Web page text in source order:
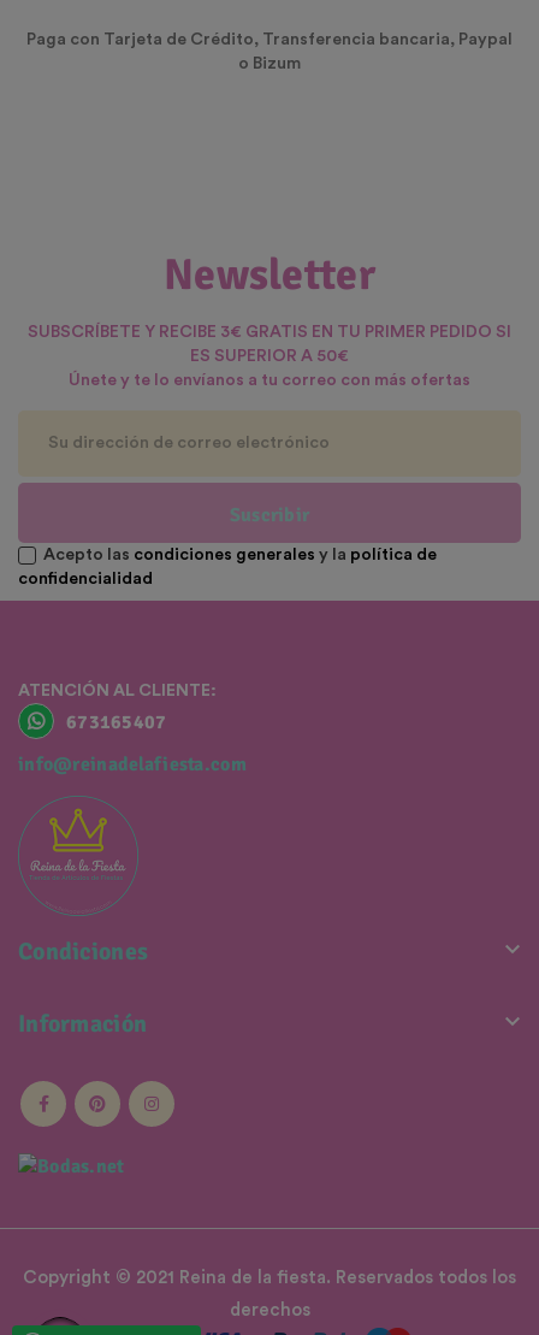
Paga con Tarjeta de Crédito, Transferencia bancaria, Paypal
o Bizum
Newsletter
SUBSCRÍBETE Y RECIBE 3€ GRATIS EN TU PRIMER PEDIDO SI
ES SUPERIOR A 50€
Únete y te lo envíanos a tu correo con más ofertas
Suscribir
Acepto las condiciones generales y la política de
confidencialidad
ATENCIÓN AL CLIENTE:
673165407
info@reinadelafiesta.com
Condiciones 
Información 
Copyright © 2021 Reina de la fiesta. Reservados todos los
derechos